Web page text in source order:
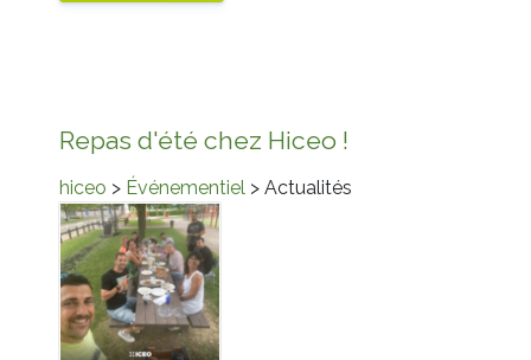
Repas d'été chez Hiceo !
hiceo > Événementiel > Actualités